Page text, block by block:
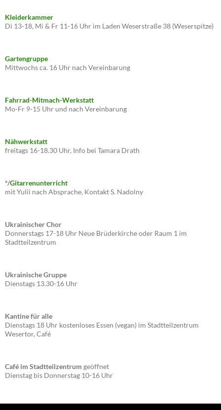
Kleiderkammer
Di 13-18, Mi & Fr 11-16 Uhr im Laden Weserstraße 38 (Weserspitze)
Gartengruppe
Mittwochs ca. 16 Uhr nach Vereinbarung
Fahrrad-Mitmach-Werkstatt
Mo-Fr 9-15 Uhr und nach Vereinbarung
Nähwerkstatt
freitags 16-18.30 Uhr, Info bei Tamara Drath
*/Gitarrenunterricht
mit Yulii nach Absprache, Kontakt S. Nadolny
Ukrainischer Chor
Donnerstags 17-18 Uhr Neue Brüderkirche oder Raum 1 im
Stadtteilzentrum
Ukrainische Gruppe
Dienstags 13.30-16 Uhr
Kantine für alle
Dienstags 18 Uhr kostenloses Essen (vegan) im Stadtteilzentrum
Wesertor, Café
Café im Stadtteilzentrum geöffnet
Dienstag bis Donnerstag 10-16 Uhr